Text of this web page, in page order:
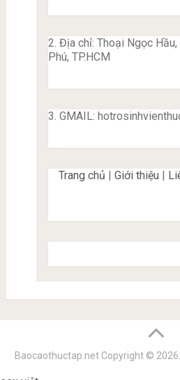
2. Địa chỉ: Thoại Ngọc Hầu,
Phú, TP.HCM
3. GMAIL:
Trang chủ |Giới thiệu |
Baocaothuctap.net Copyright © 2026.